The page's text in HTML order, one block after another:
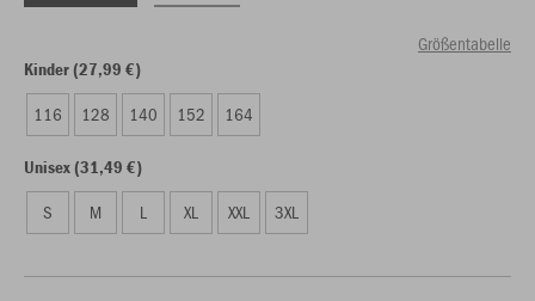
Größentabelle
Kinder (27,99 €)
116 128 140 152 164
Unisex (31,49 €)
S M L XL XXL 3XL